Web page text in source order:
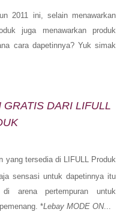
2011 ini, selain menawarkan
juga menawarkan produk
cara dapetinnya? Yuk simak
DARI LIFULL
yang tersedia di LIFULL Produk
sensasi untuk dapetinnya itu
arena pertempuran untuk
*Lebay MODE ON...